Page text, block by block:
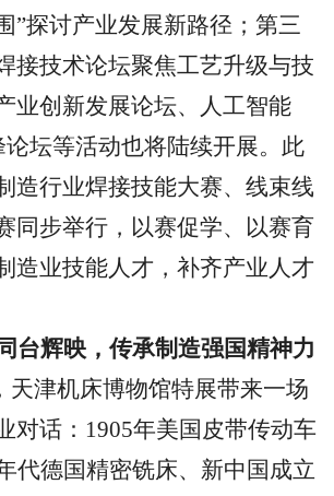
”探讨产业发展新路径；第三
接技术论坛聚焦工艺升级与技
业创新发展论坛、人工智能
坛等活动也将陆续开展。此
造行业焊接技能大赛、线束线
同步举行，以赛促学、以赛育
造业技能人才，补齐产业人才
台辉映，传承制造强国精神力
天津机床博物馆特展带来一场
对话：1905年美国皮带传动车
代德国精密铣床、新中国成立